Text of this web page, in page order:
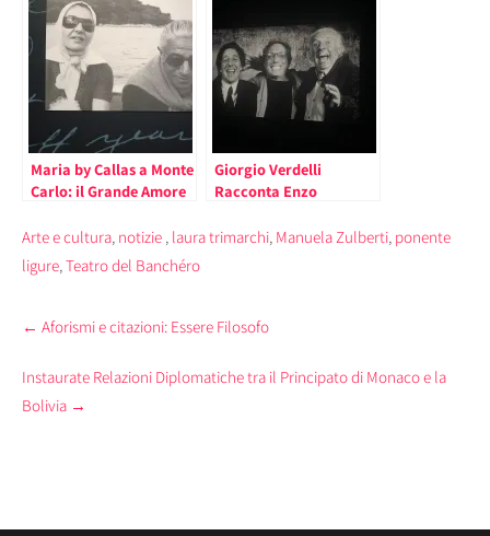
Maria by Callas a Monte
Carlo: il Grande Amore
Aristotele Onassis nella
Mostra al Grimaldi
Forum – 2018
Giorgio Verdelli
Racconta Enzo
di Monaco con “Vengo
Jannacci
Arte e cultura, notizie , laura trimarchi, Manuela Zulberti, ponente
ligure,Teatro del Banchéro
Post
← Aforismi e citazioni: Essere Filosofo
Instaurate Relazioni Diplomatiche tra il Principato di Monaco e la
Bolivia →